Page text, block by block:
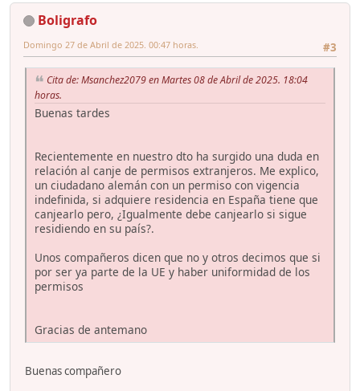
Boligrafo
#3
Domingo 27 de Abril de 2025. 00:47 horas.
Cita de: Msanchez2079 en Martes 08 de Abril de 2025. 18:04
horas.
Buenas tardes
Recientemente en nuestro dto ha surgido una duda en
relación al canje de permisos extranjeros. Me explico,
un ciudadano alemán con un permiso con vigencia
indefinida, si adquiere residencia en España tiene que
canjearlo pero, ¿Igualmente debe canjearlo si sigue
residiendo en su país?.
Unos compañeros dicen que no y otros decimos que si
por ser ya parte de la UE y haber uniformidad de los
permisos
Gracias de antemano
Buenas compañero